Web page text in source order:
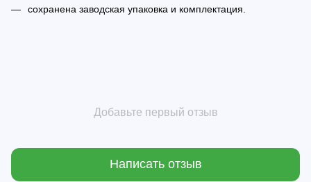
сохранена заводская упаковка и комплектация.
Добавьте первый отзыв
Написать отзыв